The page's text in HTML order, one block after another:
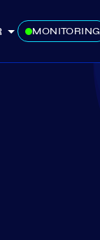
MONITORING